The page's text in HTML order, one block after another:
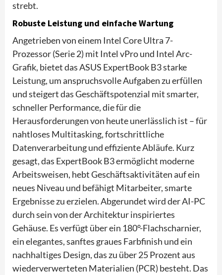
strebt.
Robuste Leistung und einfache Wartung
Angetrieben von einem Intel Core Ultra 7-
Prozessor (Serie 2) mit Intel vPro und Intel Arc-
Grafik, bietet das ASUS ExpertBook B3 starke
Leistung, um anspruchsvolle Aufgaben zu erfüllen
und steigert das Geschäftspotenzial mit smarter,
schneller Performance, die für die
Herausforderungen von heute unerlässlich ist – für
nahtloses Multitasking, fortschrittliche
Datenverarbeitung und effiziente Abläufe. Kurz
gesagt, das ExpertBook B3 ermöglicht moderne
Arbeitsweisen, hebt Geschäftsaktivitäten auf ein
neues Niveau und befähigt Mitarbeiter, smarte
Ergebnisse zu erzielen. Abgerundet wird der AI-PC
durch sein von der Architektur inspiriertes
Gehäuse. Es verfügt über ein 180°-Flachscharnier,
ein elegantes, sanftes graues Farbfinish und ein
nachhaltiges Design, das zu über 25 Prozent aus
wiederverwerteten Materialien (PCR) besteht. Das